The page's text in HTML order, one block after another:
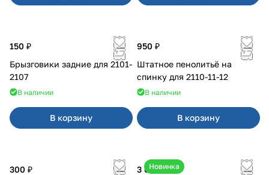
150 ₽
Брызговики задние для 2101-
2107
В наличии
В корзину
950 ₽
Штатное пенолитьё на
спинку для 2110-11-12
В наличии
В корзину
300 ₽
Новинка
3 600 ₽